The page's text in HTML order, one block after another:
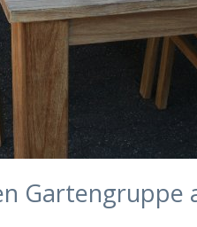
Gartengruppe